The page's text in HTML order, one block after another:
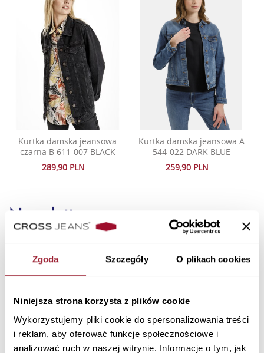
Zgoda Szczegóły O plikach cookies
Niniejsza strona korzysta z plików cookie
Wykorzystujemy pliki cookie do spersonalizowania treści
i reklam, aby oferować funkcje społecznościowe i
analizować ruch w naszej witrynie. Informacje o tym, jak
Kurtka damska jeansowa
czarna B 611-007 BLACK
289,90 PLN
Kurtka damska jeansowa A
544-022 DARK BLUE
259,90 PLN
Newsletter
Zapisując się wyrażam zgodę na otrzymywanie
spersonalizowanych informacji handlowych drogą mailową oraz
przeczytałem i akceptuję Politykę Prywatnościi Cookies.